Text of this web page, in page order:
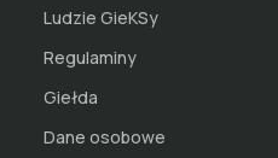
Ludzie GieKSy
Regulaminy
Giełda
Dane osobowe